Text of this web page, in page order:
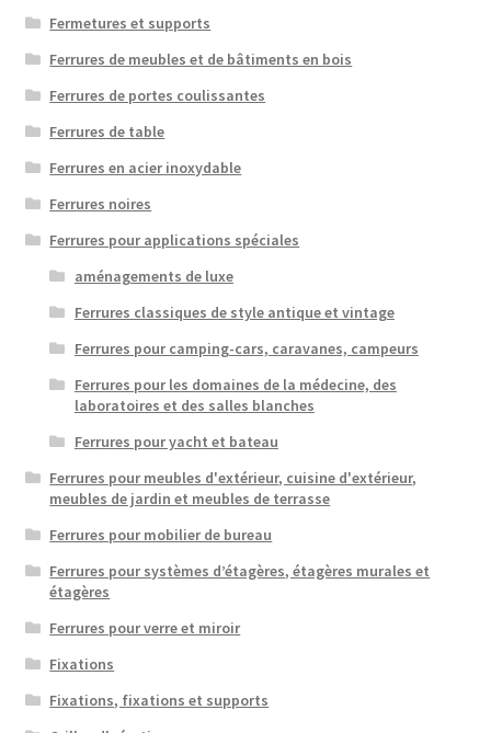
Fermetures et supports
Ferrures de meubles et de bâtiments en bois
Ferrures de portes coulissantes
Ferrures de table
Ferrures en acier inoxydable
Ferrures noires
Ferrures pour applications spéciales
aménagements de luxe
Ferrures classiques de style antique et vintage
Ferrures pour camping-cars, caravanes, campeurs
Ferrures pour les domaines de la médecine, des
laboratoires et des salles blanches
Ferrures pour yacht et bateau
Ferrures pour meubles d'extérieur, cuisine d'extérieur,
meubles de jardin et meubles de terrasse
Ferrures pour mobilier de bureau
Ferrures pour systèmes d’étagères, étagères murales et
étagères
Ferrures pour verre et miroir
Fixations
Fixations, fixations et supports